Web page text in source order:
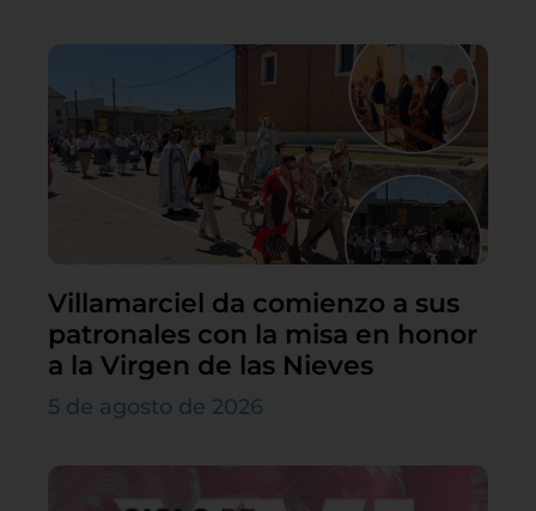
Villamarciel da comienzo a sus
patronales con la misa en honor
a la Virgen de las Nieves
5 de agosto de 2026